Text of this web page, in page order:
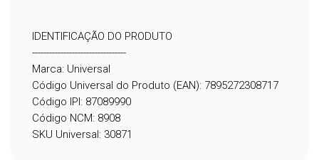
IDENTIFICAÇÃO DO PRODUTO
---------------------------------
Marca: Universal
Código Universal do Produto (EAN): 7895272308717
Código IPI: 87089990
Código NCM: 8908
SKU Universal: 30871